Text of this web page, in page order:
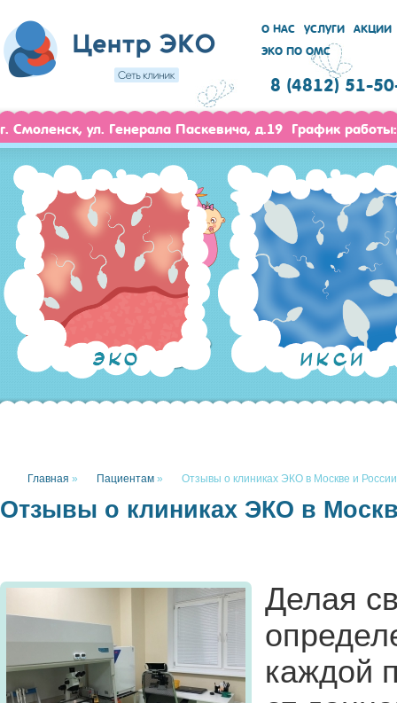
О НАС УСЛУГИ
АКЦИИ
ЭКО ПО ОМС
8 (4812) 51-
г. Смоленск, ул. Генерала Паскевича, д.19 График
Главная » Пациентам » Отзывы о клиниках ЭКО в Москве и России
Отзывы о клиниках ЭКО в
Делая
каждой